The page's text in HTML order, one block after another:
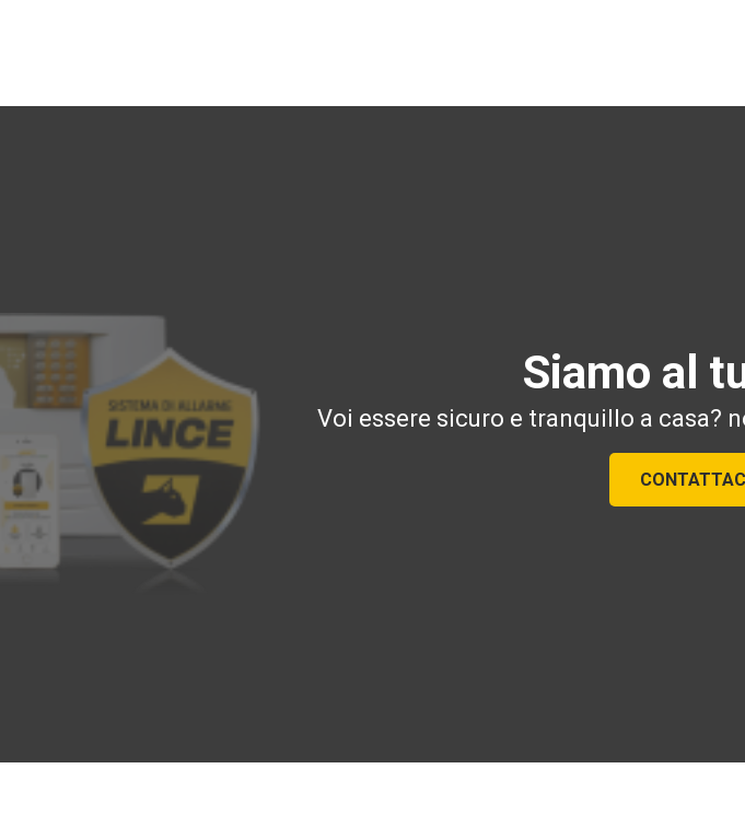
Siamo al
Voi essere sicuro e tranquillo a casa?